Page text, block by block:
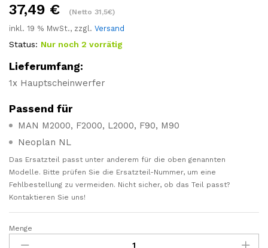
37,49 € (Netto 31,5€)
inkl. 19 % MwSt., zzgl. Versand
Status: Nur noch 2 vorrätig
Lieferumfang:
1x Hauptscheinwerfer
Passend für
MAN M2000, F2000, L2000, F90, M90
Neoplan NL
Das Ersatzteil passt unter anderem für die oben genannten
Modelle. Bitte prüfen Sie die Ersatzteil-Nummer, um eine
Fehlbestellung zu vermeiden. Nicht sicher, ob das Teil passt?
Kontaktieren Sie uns!
Scheinwerfer
Hauptscheinwerfer
Menge